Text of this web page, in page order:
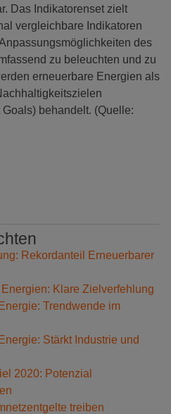
Das Indikatorenset zielt
vergleichbare Indikatoren
des
zu beleuchten und zu
erneuerbare Energien als
behandelt. (Quelle:
Rekordanteil Erneuerbarer
Klare Zielverfehlung
Trendwende im
Stärkt Industrie und
2020: Potenzial
treiben